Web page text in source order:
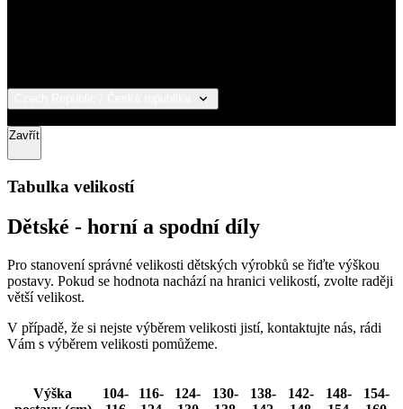
Zavřít
Tabulka velikostí
Dětské - horní a spodní díly
Pro stanovení správné velikosti dětských výrobků se řiďte výškou
postavy. Pokud se hodnota nachází na hranici velikostí, zvolte raději
větší velikost.
V případě, že si nejste výběrem velikosti jistí, kontaktujte nás, rádi
Vám s výběrem velikosti pomůžeme.
Výška
104-
116-
124-
130-
138-
142-
148-
154-